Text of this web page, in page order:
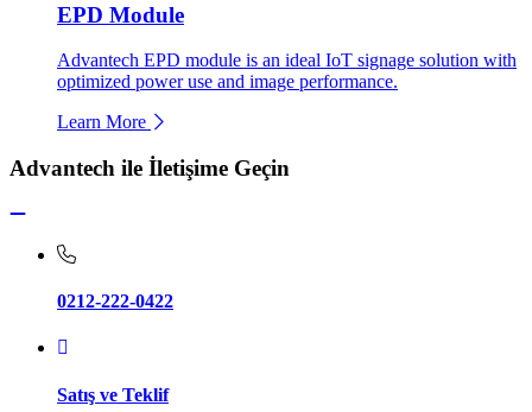
EPD Module
Advantech EPD module is an ideal IoT signage solution with
optimized power use and image performance.
Learn More
Advantech ile İletişime Geçin
0212-222-0422
Satış ve Teklif